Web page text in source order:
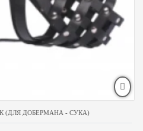
(ДЛЯ ДОБЕРМАНА - СУКА)